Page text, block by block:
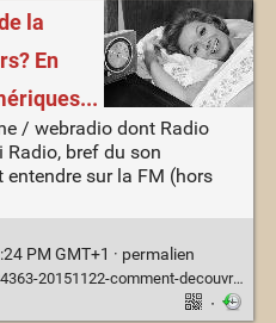
la
En
/ webradio dont Radio
Radio, bref du son
sur la FM (hors
PM GMT+1 · permalien
decouvrir-musique-ailleurs-ecoutant-radios-numeriques
·